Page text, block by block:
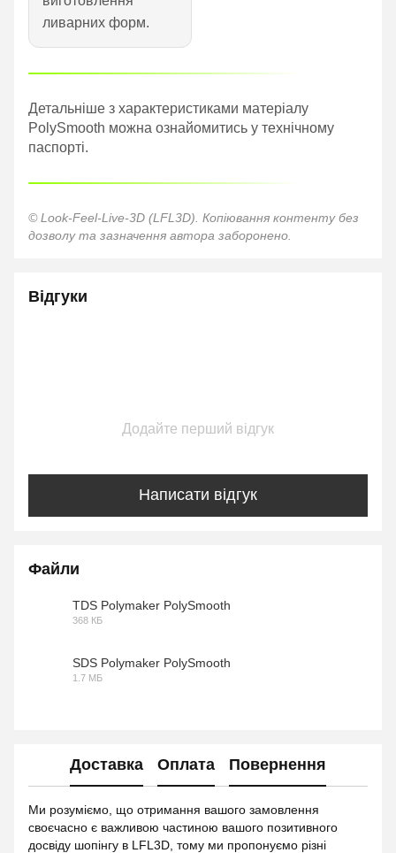
ливарних форм.
Детальніше з характеристиками матеріалу
PolySmooth можна ознайомитись у технічному
паспорті.
© Look-Feel-Live-3D (LFL3D). Копіювання контенту без
дозволу та зазначення автора заборонено.
Відгуки
Додайте перший відгук
Написати відгук
Файли
TDS Polymaker PolySmooth
368 КБ
SDS Polymaker PolySmooth
1.7 МБ
Доставка Оплата Повернення
Ми розуміємо, що отримання вашого замовлення
своєчасно є важливою частиною вашого позитивного
досвіду шопінгу в LFL3D, тому ми пропонуємо різні